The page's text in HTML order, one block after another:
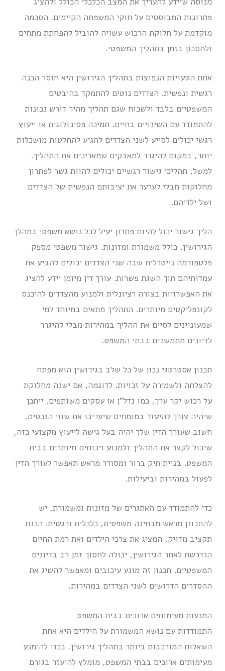
פתרונות המבוססים על חוקי המשפחה הקיימים. הסכמה
מוקדמת על חלוקת הרכוש עשויה להוביל להפחתת מתחים
ולחסכון בזמן בתהליך המשפטי.
אחת הטעויות הנפוצות בתהליך הגירושין היא חוסר הכנה
רגשית ונפשית. הצדדים נוטים להתמקד בהיבטים
המשפטיים בלבד ולשכוח שגם תהליך מהיר דורש נכונות
להתמודד עם השינויים בחיים. תמיכה פסיכולוגית או ייעוץ
רגשי יכולים לסייע לשני הצדדים להגיע להחלטות מושכלות
יותר, במקום להיגרר למאבקים שמאריכים את התהליך.
למשל, תהליכי גישור רגשיים יכולים להוות גשר לפתרון
מחלוקות מבלי לערער את יציבותם הנפשית של הצדדים
ושל ילדיהם.
הליך גישור יכול להיות פתרון יעיל לכל נושא משפטי במהלך
הגירושין, כולל משמורת ומזונות. גישור משפטי מספק
פלטפורמה נייטרלית שבה שני הצדדים יכולים להביע את
עמדותיהם תוך השגת פשרות. עורך דין מיומן יידע להציג
את האפשרויות בצורה רציונלית ולמנוע מהצדדים להיכנס
לקונפליקטים מיותרים. התהליך מתאים במיוחד למי
שמעוניינים לסיים את ההליך במהירות מבלי להיגרר
לדיונים מתמשכים בבתי המשפט.
תכנון אסטרטגי נכון של כל שלב בגירושין הוא מפתח
להצלחה ולשמירה על זכויות. לדוגמה, אם ישנה מחלוקת
על רכוש יקר ערך, כמו נדל”ן או עסקים משותפים, ייתכן
שיהיה צורך להיעזר במומחים שיעריכו את שווי הנכסים.
חשוב שעורך הדין שלך יהיה בעל גישה לייעוץ מקצועי כזה,
שיכול לקצר את התהליך ולמנוע ויכוחים מיותרים בבית
המשפט. בניית תיק ברור ומסודר מראש תאפשר לעורך הדין
לפעול במהירות וביעילות.
כדי להתמודד עם האתגרים של מזונות ומשמורת, יש
להתכונן מראש מבחינה משפטית, כלכלית ורגשית. הכנת
תקציב מדויק, המציג את צרכי הילדים ואת רמת החיים
הנדרשת לאחר הגירושין, יכולה לחסוך זמן רב בדיונים
המשפטיים. תכנון זה מונע עיכובים ומאפשר להשיג את
ההסדרים הדרושים לשני הצדדים במהירות.
המנעות מעימותים ארוכים בבית המשפט
התמודדות עם נושא המשמורת על הילדים היא אחת
השאלות המורכבות ביותר בתהליך גירושין. בכדי להימנע
מעימותים ארוכים בבתי המשפט, מומלץ להיעזר בגורם